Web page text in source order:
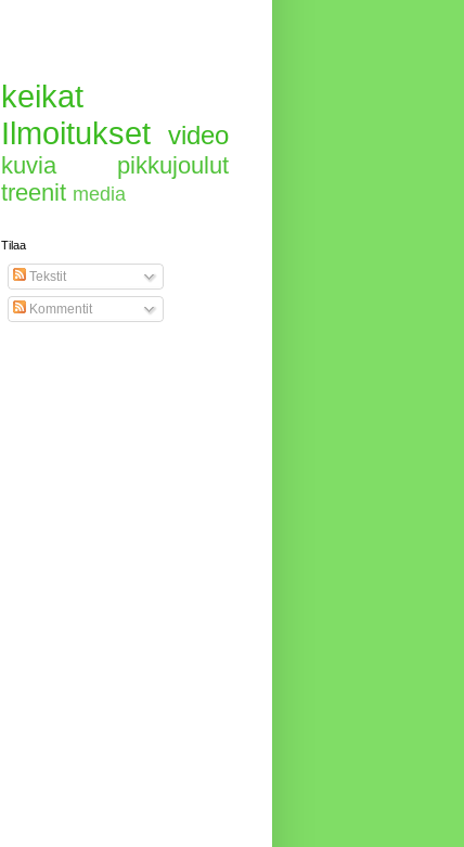
keikat
Ilmoitukset video
kuvia
pikkujoulut
treenit media
Tilaa
Tekstit
Kommentit